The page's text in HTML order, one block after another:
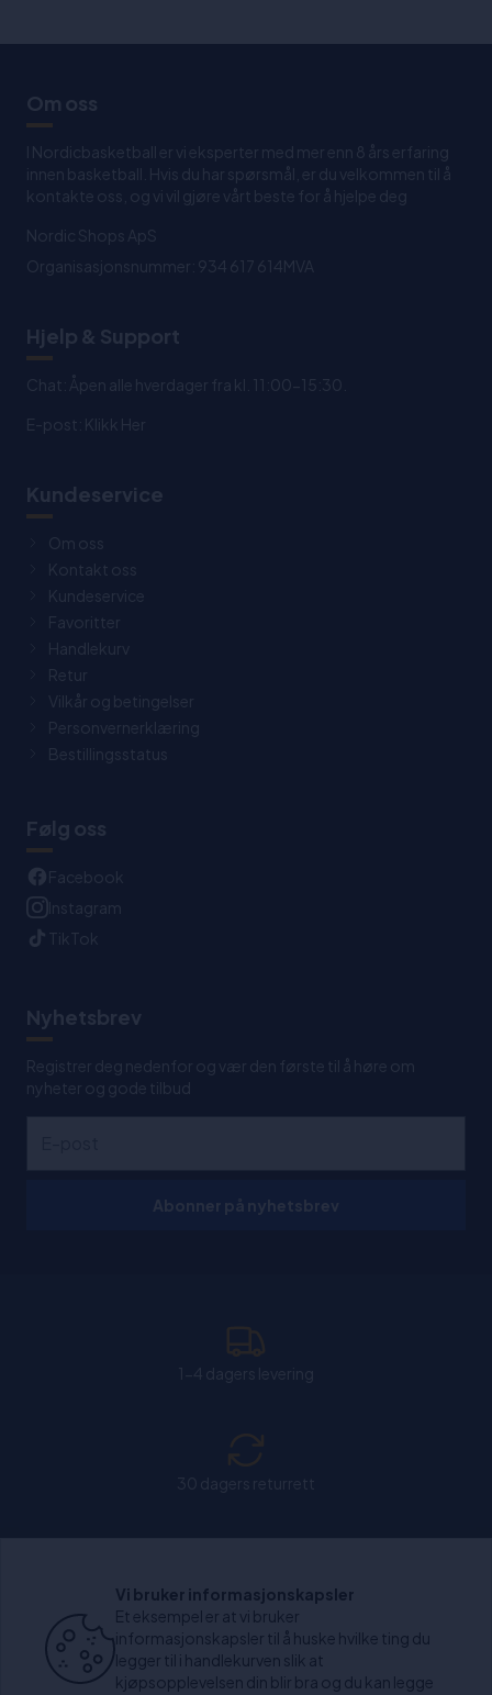
Om oss
I Nordicbasketball er vi eksperter med mer enn 8 års erfaring
innen basketball. Hvis du har spørsmål, er du velkommen til å
kontakte oss, og vi vil gjøre vårt beste for å hjelpe deg
Nordic Shops ApS
Organisasjonsnummer: 934 617 614MVA
Hjelp & Support
Chat: Åpen alle hverdager fra kl. 11:00-15:30.
E-post: Klikk Her
Kundeservice
Om oss
Kontakt oss
Kundeservice
Favoritter
Handlekurv
Retur
Vilkår og betingelser
Personvernerklæring
Bestillingsstatus
Følg oss
Facebook
Instagram
TikTok
Nyhetsbrev
Registrer deg nedenfor og vær den første til å høre om
nyheter og gode tilbud
Chat: Åpen alle hverdager fra kl. 11:00-15:30.
Vi bruker informasjonskapsler
Et eksempel er at vi bruker
informasjonskapsler til å huske hvilke ting du
legger til i handlekurven slik at
kjøpsopplevelsen din blir bra og du kan legge